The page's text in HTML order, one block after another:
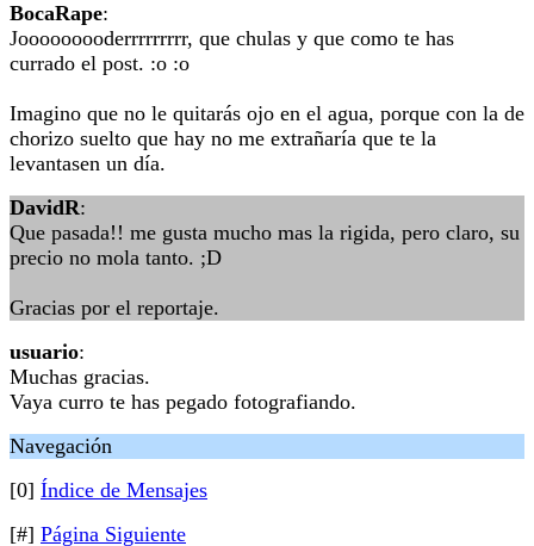
BocaRape:
Jooooooooderrrrrrrrr, que chulas y que como te has
currado el post. :o :o
Imagino que no le quitarás ojo en el agua, porque con la de
chorizo suelto que hay no me extrañaría que te la
levantasen un día.
DavidR:
Que pasada!! me gusta mucho mas la rigida, pero claro, su
precio no mola tanto. ;D
Gracias por el reportaje.
usuario:
Muchas gracias.
Vaya curro te has pegado fotografiando.
Navegación
[0] Índice de Mensajes
[#] Página Siguiente